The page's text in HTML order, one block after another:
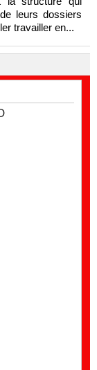
leurs dossiers
travailler en...